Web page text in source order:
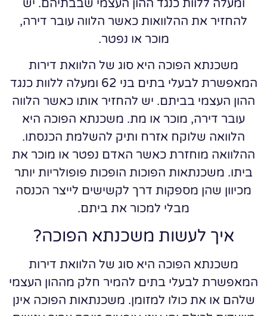
ומעלה ללוות כנגד ההון העצמי שבבתיהם. יש
להחזיר את ההלוואות כאשר הלווה עובר דירה,
מוכר או נפטר.
משכנתא הפוכה היא סוג של הלוואת דירות
המאפשרת לבעלי בתים בני 62 ומעלה ללוות כנגד
ההון העצמי בביתם. יש להחזיר אותו כאשר הלווה
עובר דירה, מוכר או מת. משכנתא הפוכה היא
הלוואה שלוקח אזרח ותיק להשלמת הכנסתו.
ההלוואה מוחזרת כאשר האדם נפטר או מוכר את
ביתו. משכנתאות הפוכות הופכות פופולריות יותר
מכיוון שהן מספקות דרך לקשישים לייצר הכנסה
מבלי למכור את ביתם.
איך לעשות משכנתא הפוכה?
משכנתא הפוכה היא סוג של הלוואת דירות
המאפשרת לבעלי בתים להמיר חלק מההון העצמי
שלהם או את כולו למזומן. משכנתאות הפוכה אינן